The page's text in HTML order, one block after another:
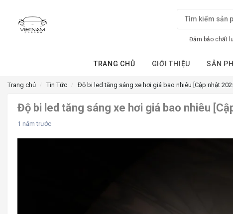
Đảm bảo chất
TRANG CHỦ GIỚI THIỆU SẢN
Trang chủ Tin Tức Độ bi led tăng sáng xe hơi giá bao nhiêu [Cập nhật
Độ bi led tăng sáng xe hơi giá bao nhiêu
1 năm trước